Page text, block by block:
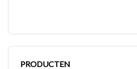
PRODUCTEN